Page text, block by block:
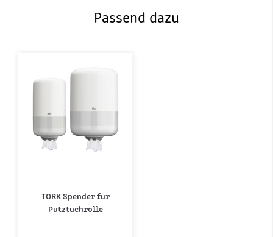
Passend dazu
TORK Spender für
Putztuchrolle